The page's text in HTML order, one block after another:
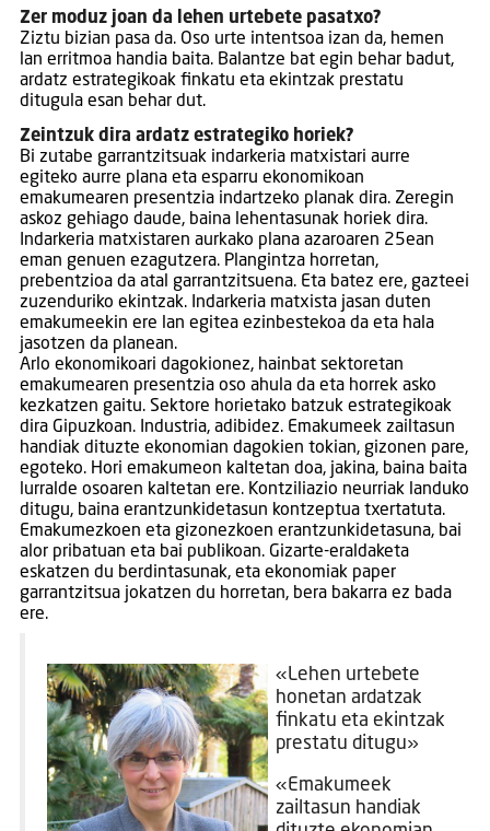
Zer moduz joan da lehen urtebete pasatxo?
Ziztu bizian pasa da. Oso urte intentsoa izan da, hemen
lan erritmoa handia baita. Balantze bat egin behar badut,
ardatz estrategikoak finkatu eta ekintzak prestatu
ditugula esan behar dut.
Zeintzuk dira ardatz estrategiko horiek?
Bi zutabe garrantzitsuak indarkeria matxistari aurre
egiteko aurre plana eta esparru ekonomikoan
emakumearen presentzia indartzeko planak dira. Zeregin
askoz gehiago daude, baina lehentasunak horiek dira.
Indarkeria matxistaren aurkako plana azaroaren 25ean
eman genuen ezagutzera. Plangintza horretan,
prebentzioa da atal garrantzitsuena. Eta batez ere, gazteei
zuzenduriko ekintzak. Indarkeria matxista jasan duten
emakumeekin ere lan egitea ezinbestekoa da eta hala
jasotzen da planean.
Arlo ekonomikoari dagokionez, hainbat sektoretan
emakumearen presentzia oso ahula da eta horrek asko
kezkatzen gaitu. Sektore horietako batzuk estrategikoak
dira Gipuzkoan. Industria, adibidez. Emakumeek zailtasun
handiak dituzte ekonomian dagokien tokian, gizonen pare,
egoteko. Hori emakumeon kaltetan doa, jakina, baina baita
lurralde osoaren kaltetan ere. Kontziliazio neurriak landuko
ditugu, baina erantzunkidetasun kontzeptua txertatuta.
Emakumezkoen eta gizonezkoen erantzunkidetasuna, bai
alor pribatuan eta bai publikoan. Gizarte-eraldaketa
eskatzen du berdintasunak, eta ekonomiak paper
garrantzitsua jokatzen du horretan, bera bakarra ez bada
ere.
«Lehen urtebete
honetan ardatzak
finkatu eta ekintzak
prestatu ditugu»
«Emakumeek
zailtasun handiak